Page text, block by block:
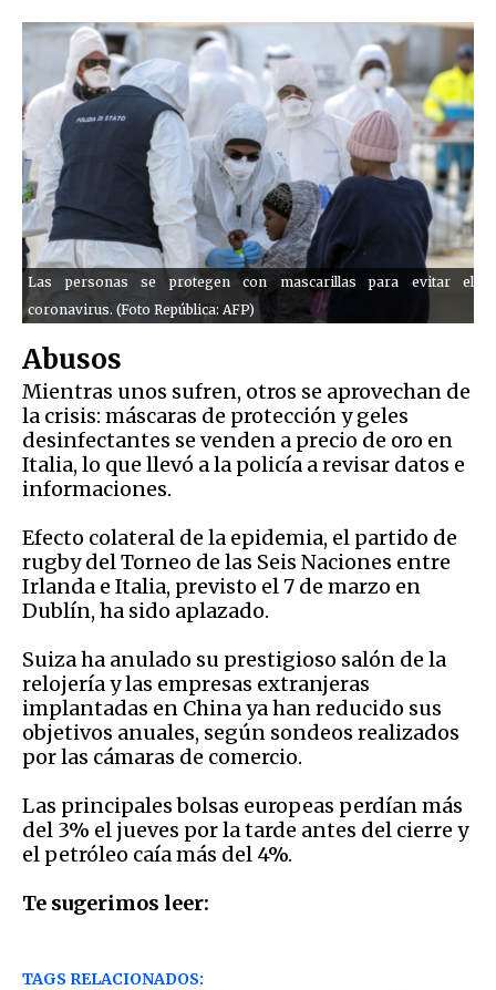
Las personas se protegen con mascarillas para evitar el
coronavirus. (Foto República: AFP)
Abusos
Mientras unos sufren, otros se aprovechan de
la crisis: máscaras de protección y geles
desinfectantes se venden a precio de oro en
Italia, lo que llevó a la policía a revisar datos e
informaciones.
Efecto colateral de la epidemia, el partido de
rugby del Torneo de las Seis Naciones entre
Irlanda e Italia, previsto el 7 de marzo en
Dublín, ha sido aplazado.
Suiza ha anulado su prestigioso salón de la
relojería y las empresas extranjeras
implantadas en China ya han reducido sus
objetivos anuales, según sondeos realizados
por las cámaras de comercio.
Las principales bolsas europeas perdían más
del 3% el jueves por la tarde antes del cierre y
el petróleo caía más del 4%.
Te sugerimos leer:
TAGS RELACIONADOS: